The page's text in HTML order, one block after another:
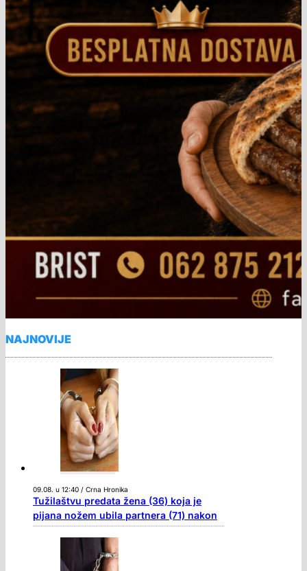
NAJNOVIJE
09.08. u 12:40 / Crna Hronika
Tužilaštvu predata žena (36) koja je
pijana nožem ubila partnera (71) nakon